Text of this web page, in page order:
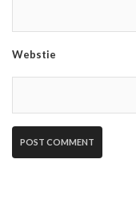
Webstie